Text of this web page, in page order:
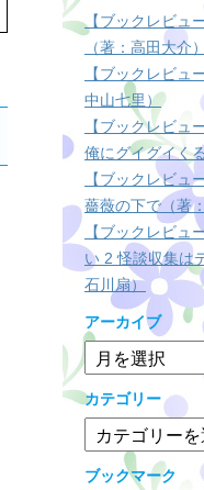
【ブックレビュ
（著：高田大介）
【ブックレビュ
中山七里）
【ブックレビュ
俺にグイグイく
【ブックレビュ
薔薇の下で（著
【ブックレビュ
い 2 怪談収集は
石川扇）
アーカイブ
ア
ー
カ
イ
ブ
カテゴリー
テ
ゴ
ブックマーク